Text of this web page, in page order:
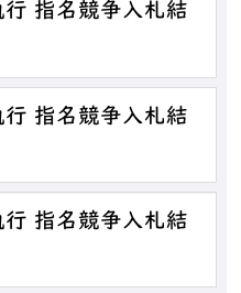
指名競争入札結
指名競争入札結
指名競争入札結